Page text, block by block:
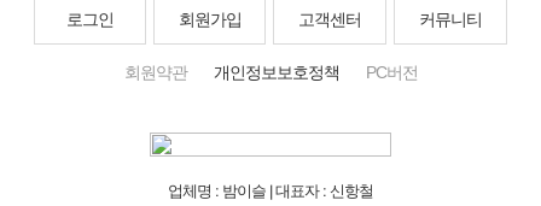
로그인 회원가입 고객센터 커뮤니티
회원약관 개인정보보호정책 PC버전
업체명 : 밤이슬 | 대표자 : 신항철